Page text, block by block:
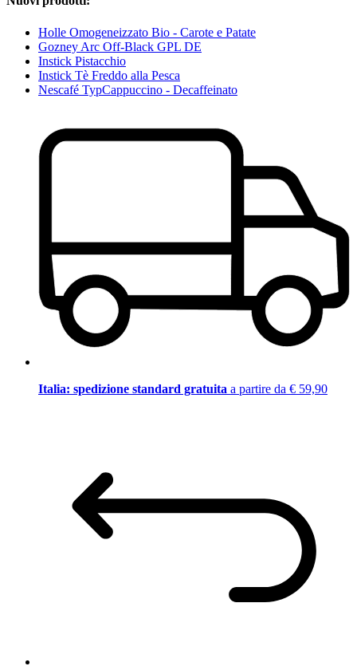
Holle Omogeneizzato Bio - Carote e Patate
Gozney Arc Off-Black GPL DE
Instick Pistacchio
Instick Tè Freddo alla Pesca
Nescafé TypCappuccino - Decaffeinato
Italia: spedizione standard gratuita a partire da € 59,90